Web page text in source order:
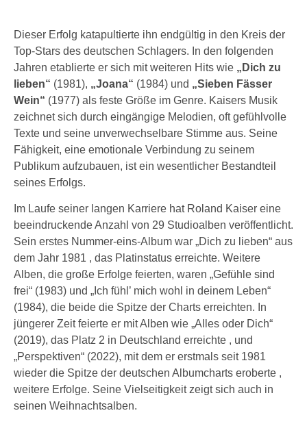
Dieser Erfolg katapultierte ihn endgültig in den Kreis der
Top-Stars des deutschen Schlagers. In den folgenden
Jahren etablierte er sich mit weiteren Hits wie „Dich zu
lieben“ (1981), „Joana“ (1984) und „Sieben Fässer
Wein“ (1977) als feste Größe im Genre. Kaisers Musik
zeichnet sich durch eingängige Melodien, oft gefühlvolle
Texte und seine unverwechselbare Stimme aus. Seine
Fähigkeit, eine emotionale Verbindung zu seinem
Publikum aufzubauen, ist ein wesentlicher Bestandteil
seines Erfolgs.
Im Laufe seiner langen Karriere hat Roland Kaiser eine
beeindruckende Anzahl von 29 Studioalben veröffentlicht.
Sein erstes Nummer-eins-Album war „Dich zu lieben“ aus
dem Jahr 1981 , das Platinstatus erreichte. Weitere
Alben, die große Erfolge feierten, waren „Gefühle sind
frei“ (1983) und „Ich fühl’ mich wohl in deinem Leben“
(1984), die beide die Spitze der Charts erreichten. In
jüngerer Zeit feierte er mit Alben wie „Alles oder Dich“
(2019), das Platz 2 in Deutschland erreichte , und
„Perspektiven“ (2022), mit dem er erstmals seit 1981
wieder die Spitze der deutschen Albumcharts eroberte ,
weitere Erfolge. Seine Vielseitigkeit zeigt sich auch in
seinen Weihnachtsalben.